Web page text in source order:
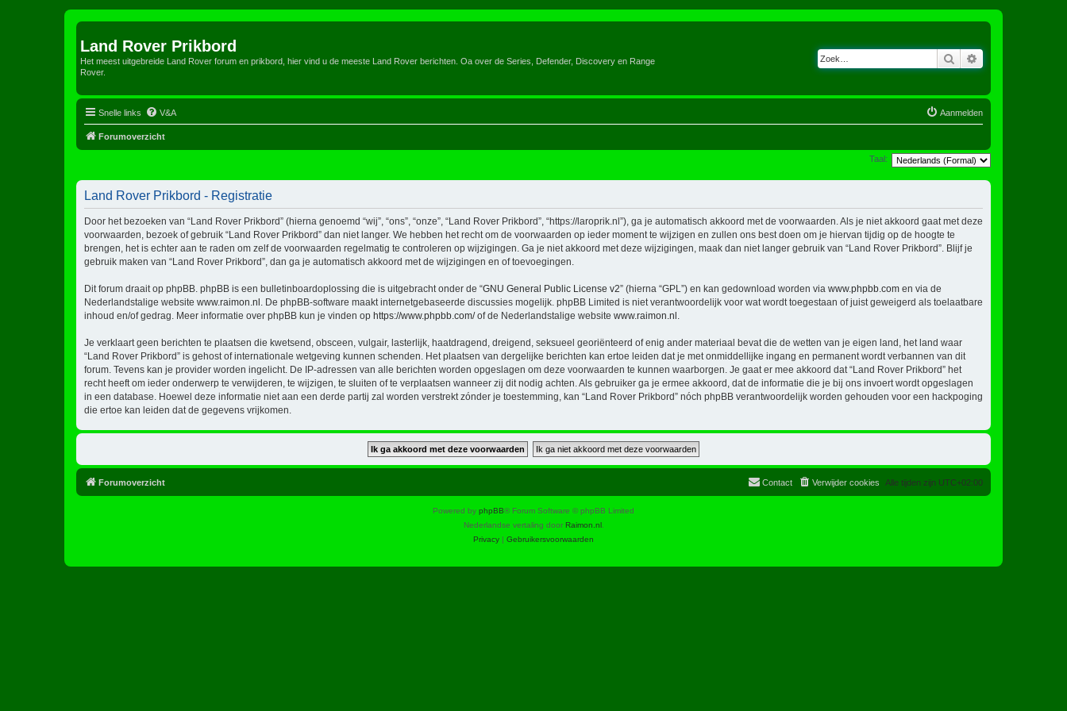
Land Rover Prikbord
Het meest uitgebreide Land Rover forum en prikbord, hier vind u de meeste Land Rover berichten. Oa over de Series, Defender, Discovery en Range
Rover.
Zoek
Snelle links V&A Aanmelden
Forumoverzicht
Taal:
Land Rover Prikbord - Registratie
Door het bezoeken van “Land Rover Prikbord” (hierna genoemd “wij”, “ons”, “onze”, “Land Rover Prikbord”, “https://laroprik.nl”), ga je automatisch akkoord met de voorwaarden. Als je niet akkoord gaat met deze
voorwaarden, bezoek of gebruik “Land Rover Prikbord” dan niet langer. We hebben het recht om de voorwaarden op ieder moment te wijzigen en zullen ons best doen om je hiervan tijdig op de hoogte te
brengen, het is echter aan te raden om zelf de voorwaarden regelmatig te controleren op wijzigingen. Ga je niet akkoord met deze wijzigingen, maak dan niet langer gebruik van “Land Rover Prikbord”. Blijf je
gebruik maken van “Land Rover Prikbord”, dan ga je automatisch akkoord met de wijzigingen en of toevoegingen.
Dit forum draait op phpBB. phpBB is een bulletinboardoplossing die is uitgebracht onder de “GNU General Public License v2” (hierna “GPL”) en kan gedownload worden via www.phpbb.com en via de
Nederlandstalige website www.raimon.nl . De phpBB-software maakt internetgebaseerde discussies mogelijk. phpBB Limited is niet verantwoordelijk voor wat wordt toegestaan of juist geweigerd als toelaatbare
inhoud en/of gedrag. Meer informatie over phpBB kun je vinden op https://www.phpbb.com/of de Nederlandstalige website www.raimon.nl .
Je verklaart geen berichten te plaatsen die kwetsend, obsceen, vulgair, lasterlijk, haatdragend, dreigend, seksueel georiënteerd of enig ander materiaal bevat die de wetten van je eigen land, het land waar
“Land Rover Prikbord” is gehost of internationale wetgeving kunnen schenden. Het plaatsen van dergelijke berichten kan ertoe leiden dat je met onmiddellijke ingang en permanent wordt verbannen van dit
forum. Tevens kan je provider worden ingelicht. De IP-adressen van alle berichten worden opgeslagen om deze voorwaarden te kunnen waarborgen. Je gaat er mee akkoord dat “Land Rover Prikbord” het
recht heeft om ieder onderwerp te verwijderen, te wijzigen, te sluiten of te verplaatsen wanneer zij dit nodig achten. Als gebruiker ga je ermee akkoord, dat de informatie die je bij ons invoert wordt opgeslagen
in een database. Hoewel deze informatie niet aan een derde partij zal worden verstrekt zónder je toestemming, kan “Land Rover Prikbord” nóch phpBB verantwoordelijk worden gehouden voor een hackpoging
die ertoe kan leiden dat de gegevens vrijkomen.
Forumoverzicht Alle tijden zijn UTC+02:00
Verwijder cookies
Contact
Powered by phpBB® Forum Software © phpBB Limited
Nederlandse vertaling door Raimon.nl.
Privacy | Gebruikersvoorwaarden